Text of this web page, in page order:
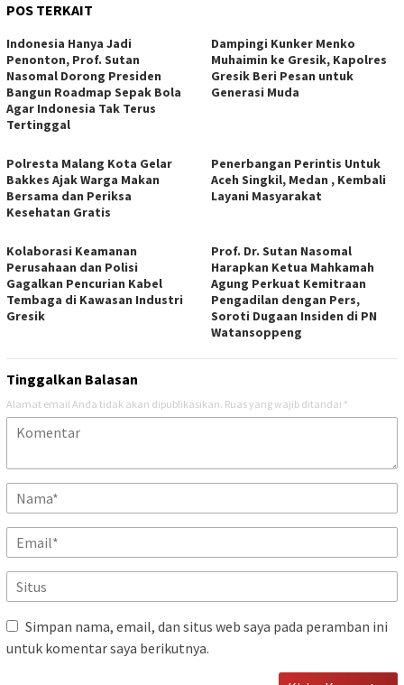
POS TERKAIT
Indonesia Hanya Jadi
Penonton, Prof. Sutan
Nasomal Dorong Presiden
Bangun Roadmap Sepak Bola
Agar Indonesia Tak Terus
Tertinggal
Dampingi Kunker Menko
Muhaimin ke Gresik, Kapolres
Gresik Beri Pesan untuk
Generasi Muda
Polresta Malang Kota Gelar
Bakkes Ajak Warga Makan
Bersama dan Periksa
Kesehatan Gratis
Penerbangan Perintis Untuk
Aceh Singkil, Medan , Kembali
Layani Masyarakat
Kolaborasi Keamanan
Perusahaan dan Polisi
Gagalkan Pencurian Kabel
Tembaga di Kawasan Industri
Gresik
Prof. Dr. Sutan Nasomal
Harapkan Ketua Mahkamah
Agung Perkuat Kemitraan
Pengadilan dengan Pers,
Soroti Dugaan Insiden di PN
Watansoppeng
Tinggalkan Balasan
Alamat email Anda tidak akan dipublikasikan. Ruas yang wajib ditandai *
Simpan nama, email, dan situs web saya pada peramban ini
untuk komentar saya berikutnya.